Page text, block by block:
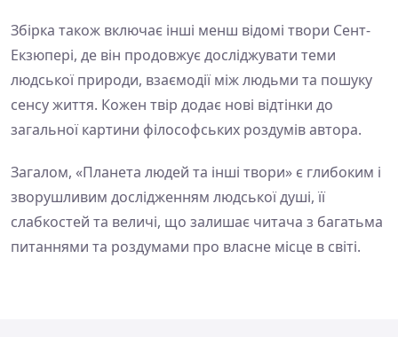
Збірка також включає інші менш відомі твори Сент-
Екзюпері, де він продовжує досліджувати теми
людської природи, взаємодії між людьми та пошуку
сенсу життя. Кожен твір додає нові відтінки до
загальної картини філософських роздумів автора.
Загалом, «Планета людей та інші твори» є глибоким і
зворушливим дослідженням людської душі, її
слабкостей та величі, що залишає читача з багатьма
питаннями та роздумами про власне місце в світі.